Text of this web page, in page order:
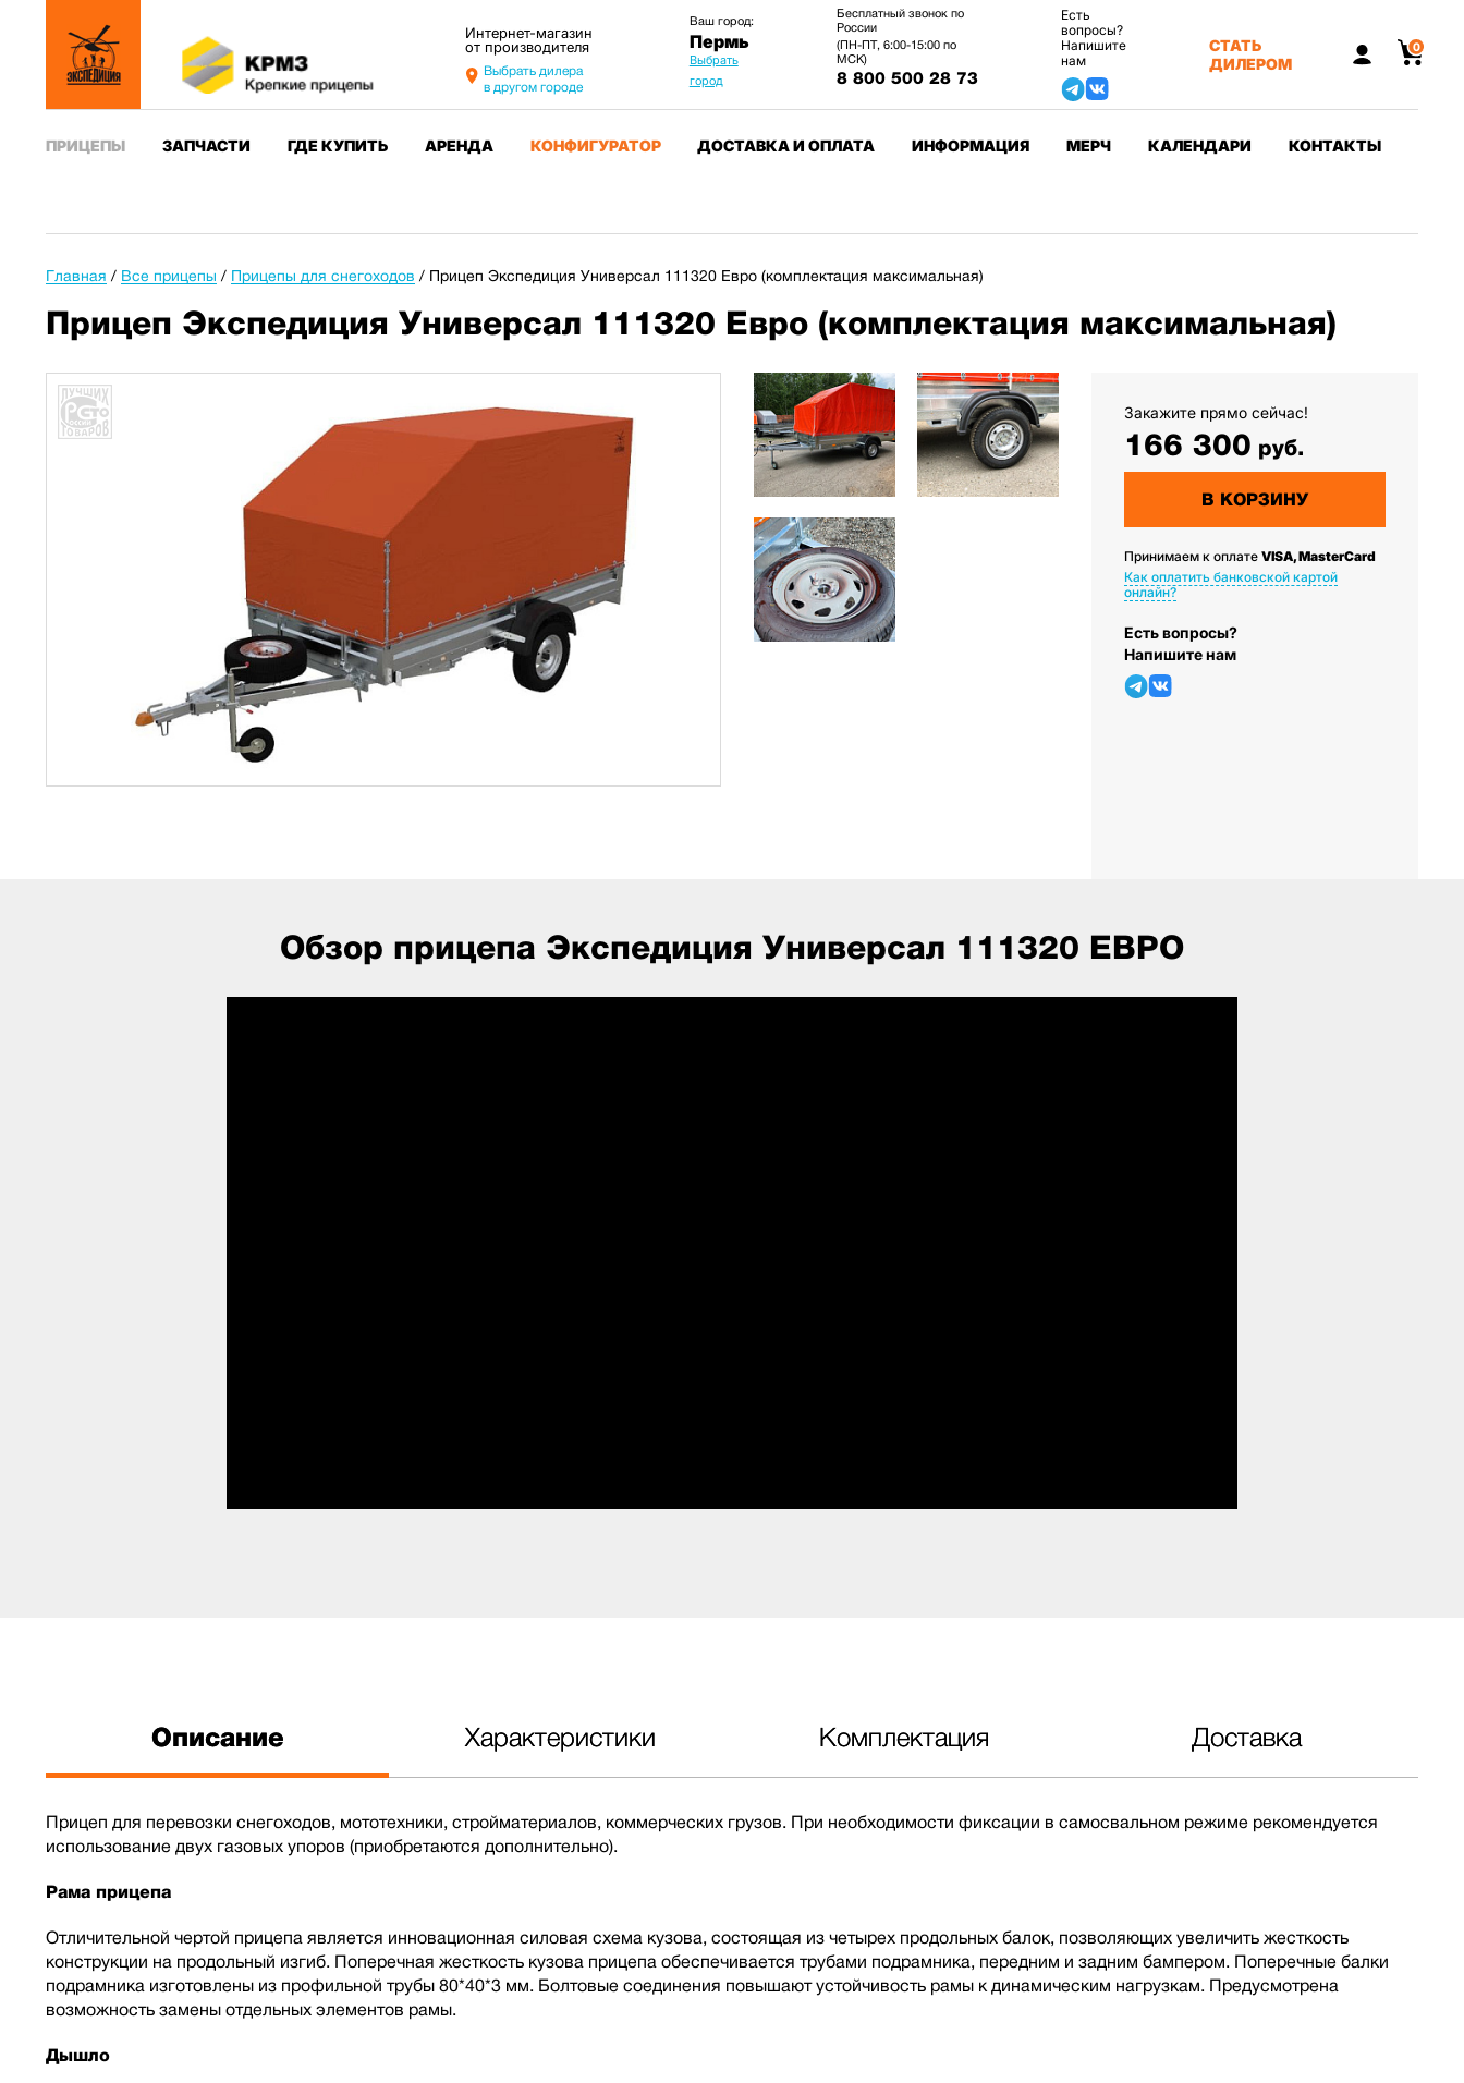
Интернет-магазин
от производителя
Выбрать дилера
в другом городе
Ваш город:
Пермь
Выбрать
город
Бесплатный звонок по
России
(ПН-ПТ, 6:00-15:00 по
МСК)
8 800 500 28 73
Есть
вопросы?
Напишите
нам
СТАТЬ
ДИЛЕРОМ
0
ПРИЦЕПЫ ЗАПЧАСТИ ГДЕ КУПИТЬ АРЕНДА КОНФИГУРАТОР ДОСТАВКА И ОПЛАТА ИНФОРМАЦИЯ МЕРЧ КАЛЕНДАРИ КОНТАКТЫ
Главная / Все прицепы / Прицепы для снегоходов / Прицеп Экспедиция Универсал 111320 Евро (комплектация максимальная)
Прицеп Экспедиция Универсал 111320 Евро (комплектация максимальная)
Закажите прямо сейчас!
166 300 руб.
В КОРЗИНУ
Принимаем к оплате VISA, MasterCard
Как оплатить банковской картой
онлайн?
Есть вопросы?
Напишите нам
Обзор прицепа Экспедиция Универсал 111320 ЕВРО
Описание Характеристики Комплектация Доставка
Прицеп для перевозки снегоходов, мототехники, стройматериалов, коммерческих грузов. При необходимости фиксации в самосвальном режиме рекомендуется
использование двух газовых упоров (приобретаются дополнительно).
Рама прицепа
Отличительной чертой прицепа является инновационная силовая схема кузова, состоящая из четырех продольных балок, позволяющих увеличить жесткость
конструкции на продольный изгиб. Поперечная жесткость кузова прицепа обеспечивается трубами подрамника, передним и задним бампером. Поперечные балки
подрамника изготовлены из профильной трубы 80*40*3 мм. Болтовые соединения повышают устойчивость рамы к динамическим нагрузкам. Предусмотрена
возможность замены отдельных элементов рамы.
Дышло